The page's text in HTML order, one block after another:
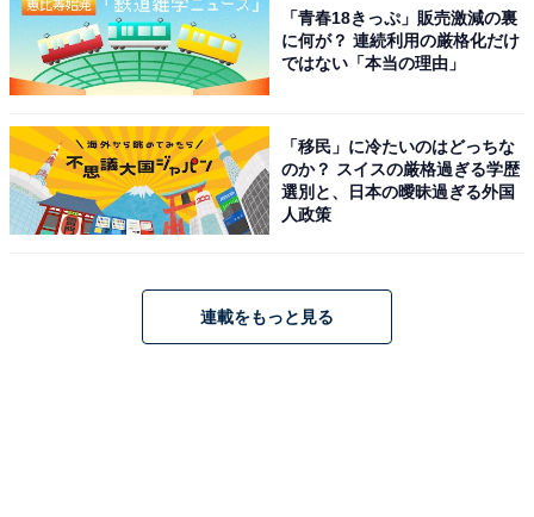
「青春18きっぷ」販売激減の裏
に何が？ 連続利用の厳格化だけ
ではない「本当の理由」
「移民」に冷たいのはどっちな
のか？ スイスの厳格過ぎる学歴
選別と、日本の曖昧過ぎる外国
人政策
連載をもっと見る